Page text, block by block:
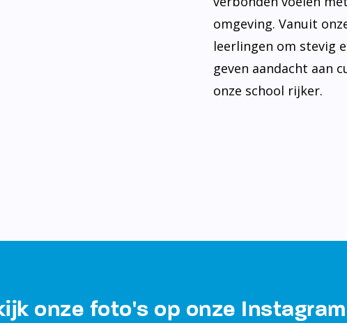
omgeving. Vanuit
leerlingen om stevig
geven aandacht aan
onze school rijker.
onze foto's op onze Instagram